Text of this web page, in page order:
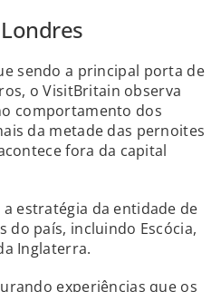
sendo a principal porta de
o VisitBritain observa
comportamento dos
da metade das pernoites
fora da capital
estratégia da entidade de
país, incluindo Escócia,
Inglaterra.
experiências que os